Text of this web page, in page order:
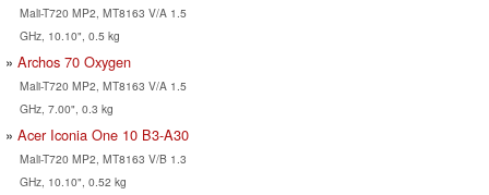
Mali-T720 MP2, MT8163 V/A 1.5
GHz, 10.10", 0.5 kg
Archos 70 Oxygen
Mali-T720 MP2, MT8163 V/A 1.5
GHz, 7.00", 0.3 kg
Acer Iconia One 10 B3-A30
Mali-T720 MP2, MT8163 V/B 1.3
GHz, 10.10", 0.52 kg